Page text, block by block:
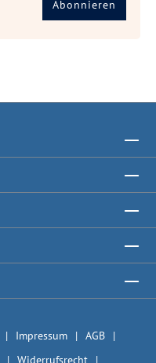
Abonnieren
Impressum
AGB
Widerrufsrecht